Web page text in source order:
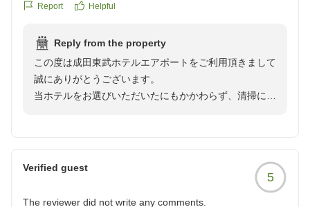
した。
クチコミの詳細はこちらから
https://review.travel.rakuten.co.jp/hotel/voice/888?
reviewId=33123478411349
Report Helpful
Reply from the property
この度は成田東武ホテルエアポートをご利用頂きまして
誠にありがとうございます。
当ホテルをお選びいただいたにもかかわらず、清掃に不
今回いただいたご指摘は清掃担当者へ共有し、再発防止
Verified guest
5
The reviewer did not write any comments.